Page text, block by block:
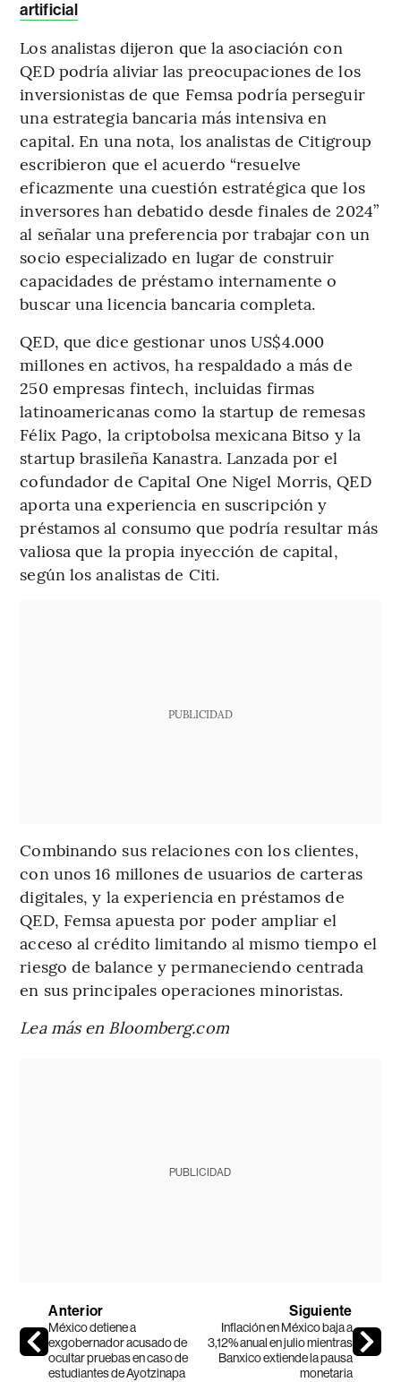
artificial
Los analistas dijeron que la asociación con
QED podría aliviar las preocupaciones de los
inversionistas de que Femsa podría perseguir
una estrategia bancaria más intensiva en
capital. En una nota, los analistas de Citigroup
escribieron que el acuerdo “resuelve
eficazmente una cuestión estratégica que los
inversores han debatido desde finales de 2024”
al señalar una preferencia por trabajar con un
socio especializado en lugar de construir
capacidades de préstamo internamente o
buscar una licencia bancaria completa.
QED, que dice gestionar unos US$4.000
millones en activos, ha respaldado a más de
250 empresas fintech, incluidas firmas
latinoamericanas como la startup de remesas
Félix Pago, la criptobolsa mexicana Bitso y la
startup brasileña Kanastra. Lanzada por el
cofundador de Capital One Nigel Morris, QED
aporta una experiencia en suscripción y
préstamos al consumo que podría resultar más
valiosa que la propia inyección de capital,
según los analistas de Citi.
PUBLICIDAD
Combinando sus relaciones con los clientes,
con unos 16 millones de usuarios de carteras
digitales, y la experiencia en préstamos de
QED, Femsa apuesta por poder ampliar el
acceso al crédito limitando al mismo tiempo el
riesgo de balance y permaneciendo centrada
en sus principales operaciones minoristas.
Lea más en Bloomberg.com
PUBLICIDAD
Anterior
México detiene a
exgobernador acusado de
ocultar pruebas en caso de
estudiantes de Ayotzinapa
Siguiente
Inflación en México baja a
3,12% anual en julio mientras
Banxico extiende la pausa
monetaria